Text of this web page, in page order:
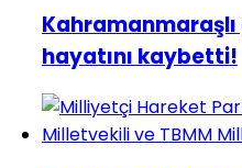
hayatını kaybetti!